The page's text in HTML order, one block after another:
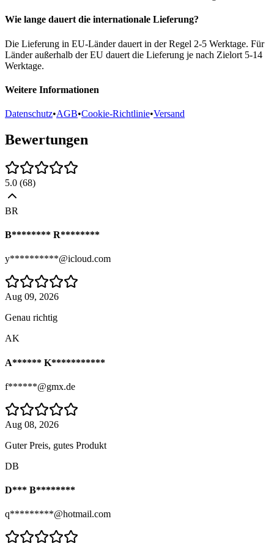
Wie lange dauert die internationale Lieferung?
Die Lieferung in EU-Länder dauert in der Regel 2-5 Werktage. Für
Länder außerhalb der EU dauert die Lieferung je nach Zielort 5-14
Werktage.
Weitere Informationen
Datenschutz•AGB•Cookie-Richtlinie•Versand
Bewertungen
5.0 (68)
BR
B******** R********
y**********@icloud.com
Aug 09, 2026
Genau richtig
AK
A****** K***********
f******@gmx.de
Aug 08, 2026
Guter Preis, gutes Produkt
DB
D*** B********
q*********@hotmail.com